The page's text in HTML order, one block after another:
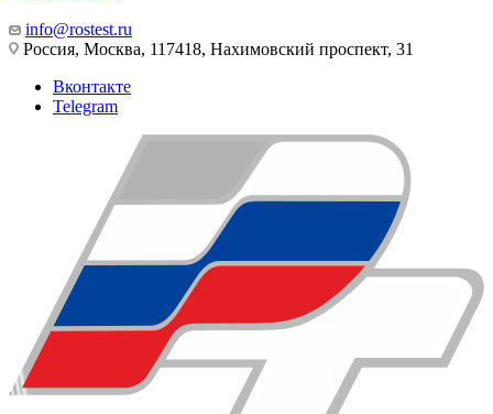
info@rostest.ru
Россия, Москва, 117418, Нахимовский проспект, 31
Вконтакте
Telegram